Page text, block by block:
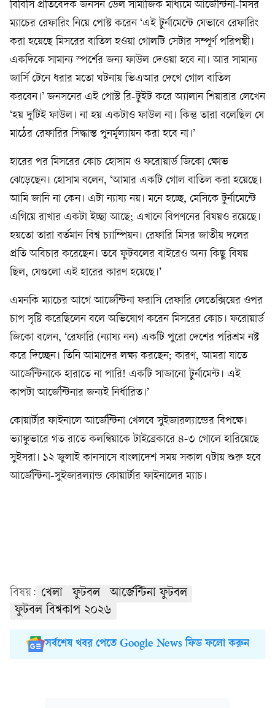
বিবিসি প্রতিবেদক জনসন ডেল সামাজিক মাধ্যমে আর্জেন্টিনা-মিসর
ম্যাচের রেফারিং নিয়ে পোস্ট করেন ‘এই টুর্নামেন্টে যেভাবে রেফারিং
করা হয়েছে মিসরের বাতিল হওয়া গোলটি সেটার সম্পূর্ণ পরিপন্থী।
একদিকে সামান্য স্পর্শের জন্য ফাউল দেওয়া হবে না। আর সামান্য
জার্সি টেনে ধরার মতো ঘটনায় ভিএআর দেখে গোল বাতিল
করবেন।’ জনসনের এই পোস্ট রি-টুইট করে অ্যালান শিয়ারার লেখেন
‘হয় দুটিই ফাউল। না হয় একটাও ফাউল না। কিন্তু তারা বলেছিল যে
মাঠের রেফারির সিদ্ধান্ত পুনর্মূল্যায়ন করা হবে না।’
হারের পর মিসরের কোচ হোসাম ও ফরোয়ার্ড জিকো ক্ষোভ
ঝেড়েছেন। হোসাম বলেন, ‘আমার একটি গোল বাতিল করা হয়েছে।
আমি জানি না কেন। এটা ন্যায্য নয়। মনে হচ্ছে, মেসিকে টুর্নামেন্টে
এগিয়ে রাখার একটা ইচ্ছা আছে; এখানে বিপণনের বিষয়ও রয়েছে।
হয়তো তারা বর্তমান বিশ্ব চ্যাম্পিয়ন। রেফারি মিসর জাতীয় দলের
প্রতি অবিচার করেছেন। তবে ফুটবলের বাইরেও অন্য কিছু বিষয়
ছিল, যেগুলো এই হারের কারণ হয়েছে।’
এমনকি ম্যাচের আগে আর্জেন্টিনা ফরাসি রেফারি লেতেক্সিয়ের ওপর
চাপ সৃষ্টি করেছিলেন বলে অভিযোগ করেন মিসরের কোচ। ফরোয়ার্ড
জিকো বলেন, ‘রেফারি (ন্যায্য নন) একটি পুরো দেশের পরিশ্রম নষ্ট
করে দিচ্ছেন। তিনি আমাদের লক্ষ্য করছেন; কারণ, আমরা যাতে
আর্জেন্টিনাকে হারাতে না পারি! একটি সাজানো টুর্নামেন্ট। এই
কাপটা আর্জেন্টিনার জন্যই নির্ধারিত।’
কোয়ার্টার ফাইনালে আর্জেন্টিনা খেলবে সুইজারল্যান্ডের বিপক্ষে।
ভ্যাঙ্কুভারে গত রাতে কলম্বিয়াকে টাইব্রেকারে ৪-৩ গোলে হারিয়েছে
সুইসরা। ১২ জুলাই কানসাসে বাংলাদেশ সময় সকাল ৭টায় শুরু হবে
আর্জেন্টিনা-সুইজারল্যান্ড কোয়ার্টার ফাইনালের ম্যাচ।
বিষয়: খেলা ফুটবল
আর্জেন্টিনা ফুটবল
ফুটবল বিশ্বকাপ ২০২৬
সর্বশেষ খবর পেতে Google News ফিড ফলো করুন